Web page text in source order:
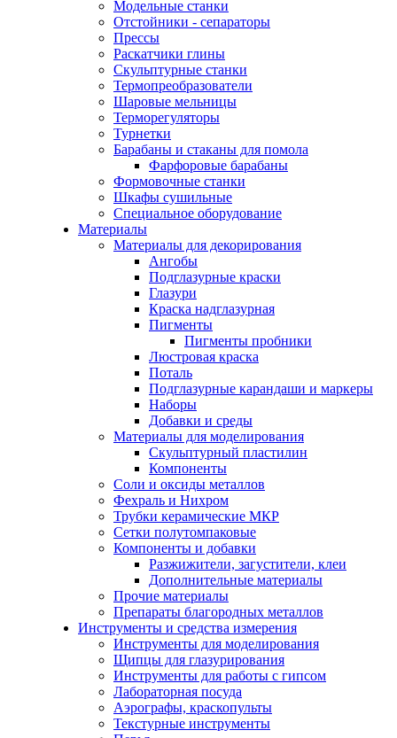
Модельные станки
Отстойники - сепараторы
Прессы
Раскатчики глины
Скульптурные станки
Термопреобразователи
Шаровые мельницы
Терморегуляторы
Турнетки
Барабаны и стаканы для помола
Фарфоровые барабаны
Формовочные станки
Шкафы сушильные
Специальное оборудование
Материалы
Материалы для декорирования
Ангобы
Подглазурные краски
Глазури
Краска надглазурная
Пигменты
Пигменты пробники
Люстровая краска
Поталь
Подглазурные карандаши и маркеры
Наборы
Добавки и среды
Материалы для моделирования
Скульптурный пластилин
Компоненты
Соли и оксиды металлов
Фехраль и Нихром
Трубки керамические МКР
Сетки полутомпаковые
Компоненты и добавки
Разжижители, загустители, клеи
Дополнительные материалы
Прочие материалы
Препараты благородных металлов
Инструменты и средства измерения
Инструменты для моделирования
Щипцы для глазурирования
Инструменты для работы с гипсом
Лабораторная посуда
Аэрографы, краскопульты
Текстурные инструменты